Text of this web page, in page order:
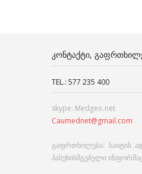
ᲙᲝᲜᲢᲐᲥᲢᲘ,
TEL.: 577 235 400
skype: Medgeo.net
Caumednet@gmail.com
გაფრთხილება: საიტის
პასუხისმგებელი